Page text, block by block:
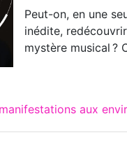
Peut-on, en une
inédite,
mystère musical ?
aux